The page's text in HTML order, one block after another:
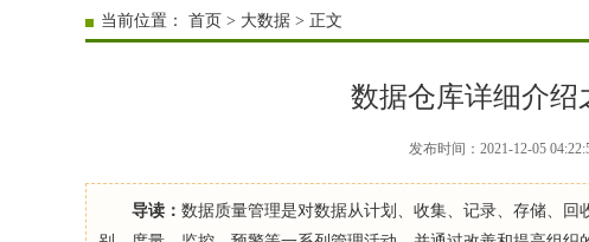
当前位置： 首页 > 大数据 > 正文
数据仓库详细介绍
发布时间：2021-12-05
导读： 数据质量管理是对数据从计划、收集、记录、存储、